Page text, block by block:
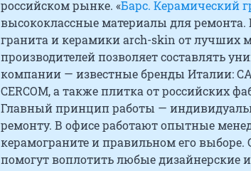
российском рынке. «Барс. Керамический
высококлассные материалы для
гранита и керамики arch-skin от лучших
производителей позволяет составлять
компании — известные бренды Италии:
CERCOM, а также плитка от российских
Главный принцип работы —
ремонту. В офисе работают опытные
керамограните и правильном его
помогут воплотить любые дизайнерские